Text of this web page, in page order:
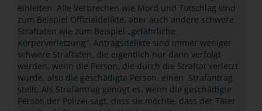
einleiten. Alle Verbrechen wie Mord und Totschlag sind
zum Beispiel Offizialdelikte, aber auch andere schwere
Straftaten wie zum Beispiel „gefährliche
Körperverletzung“. Antragsdelikte sind immer weniger
schwere Straftaten, die eigentlich nur dann verfolgt
werden, wenn die Person, die durch die Straftat verletzt
wurde, also die geschädigte Person, einen Strafantrag
stellt. Als Strafantrag genügt es, wenn die geschädigte
Person der Polizei sagt, dass sie möchte, dass der Täter